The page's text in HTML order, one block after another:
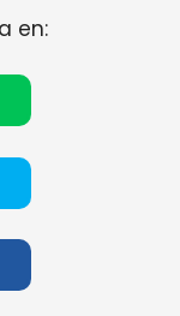
en: